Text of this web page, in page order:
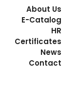
About Us
E-Catalog
HR
Certificates
News
Contact